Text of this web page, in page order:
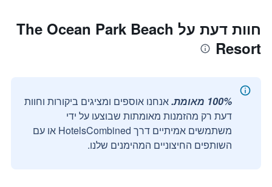
חוות דעת על The Ocean Park Beach
Resort
100% מאומת.
אנחנו אוספים ומציגים ביקורות וחוות
דעת רק מהזמנות מאומתות שבוצעו על ידי
משתמשים אמיתיים דרך HotelsCombined או עם
השותפים החיצוניים המהימנים שלנו.